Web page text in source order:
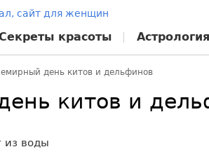
красоты
день китов и дельфинов
китов и